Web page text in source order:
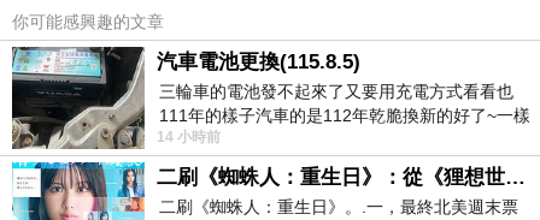
影感 * Tilt-shift 景深效果 * 高細節微型世界 * 溫暖旅遊海
報氛圍 * 觀光宣傳卡風格 * 正面構圖 * 立體層次豐富 * 乾
淨舒服配色 * 可愛療癒感 * 童話世界氛圍 ⸻ 文字設
計： * 「東京」中文招牌 * 「2026年5月14日」 * 「22°C -
26°C」 * 「陰短暫陣雨或雷雨」 * 天氣圖示 * 日本觀光路
牌 文字融入模型場景中， 像是真實存在於微縮城市內。
你可能感興趣的文章
汽車電池更換(115.8.5)
三輪車的電池發不起來了又要用充電方式看看也
111年的樣子汽車的是112年乾脆換新的好了~一樣
在阿炮電池買的漲了一百多塊吧
14 小時前
二刷《蜘蛛人：重生日》：從《狸想世界》到《怪奇物語》
二刷《蜘蛛人：重生日》。.一，最終北美週末票